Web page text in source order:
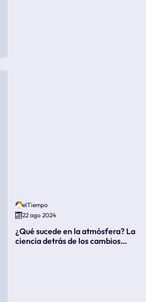
elTiempo
22 ago 2024
¿Qué sucede en la atmósfera? La
ciencia detrás de los cambios